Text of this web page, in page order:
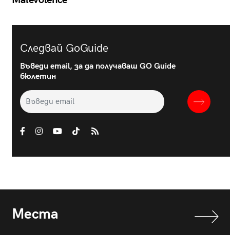
Следвай GoGuide
Въведи email, за да получаваш GO Guide
бюлетин
Места